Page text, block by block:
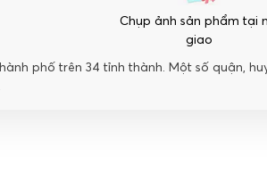
Chụp ảnh sản phẩm tại
giao
phố trên 34 tỉnh thành. Một số quận,